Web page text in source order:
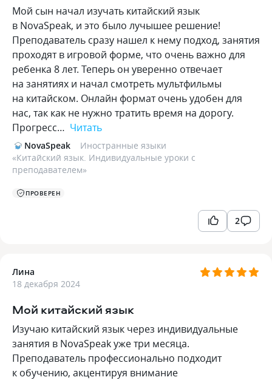
Мой сын начал изучать китайский язык
в NovaSpeak, и это было лучышее решение!
Преподаватель сразу нашел к нему подход, занятия
проходят в игровой форме, что очень важно для
ребенка 8 лет. Теперь он уверенно отвечает
на занятиях и начал смотреть мультфильмы
на китайском. Онлайн формат очень удобен для
нас, так как не нужно тратить время на дорогу.
Прогресс… Читать
NovaSpeak
Иностранные языки
«Китайский язык. Индивидуальные уроки с
преподавателем»
ПРОВЕРЕН
2
Лина
18 декабря 2024
Мой китайский язык
Изучаю китайский язык через индивидуальные
занятия в NovaSpeak уже три месяца.
Преподаватель профессионально подходит
к обучению, акцентируя внимание